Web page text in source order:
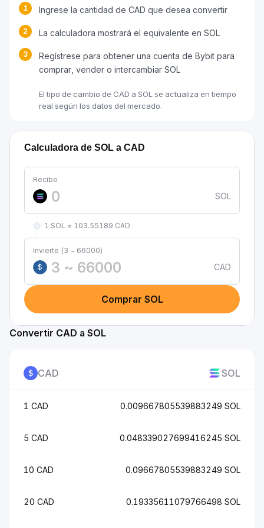
1 Ingrese la cantidad de CAD que desea convertir
2 La calculadora mostrará el equivalente en SOL
3
Regístrese para obtener una cuenta de Bybit para
comprar, vender o intercambiar SOL
El tipo de cambio de CAD a SOL se actualiza en tiempo
real según los datos del mercado.
Calculadora de SOL a CAD
Recibe
SOL
1 SOL ≈ 103.55189 CAD
Invierte (3 ~ 66000)
$
CAD
Comprar SOL
Convertir CAD a SOL
CAD SOL
1 CAD 0.009667805539883249 SOL
5 CAD 0.048339027699416245 SOL
10 CAD 0.09667805539883249 SOL
20 CAD 0.19335611079766498 SOL